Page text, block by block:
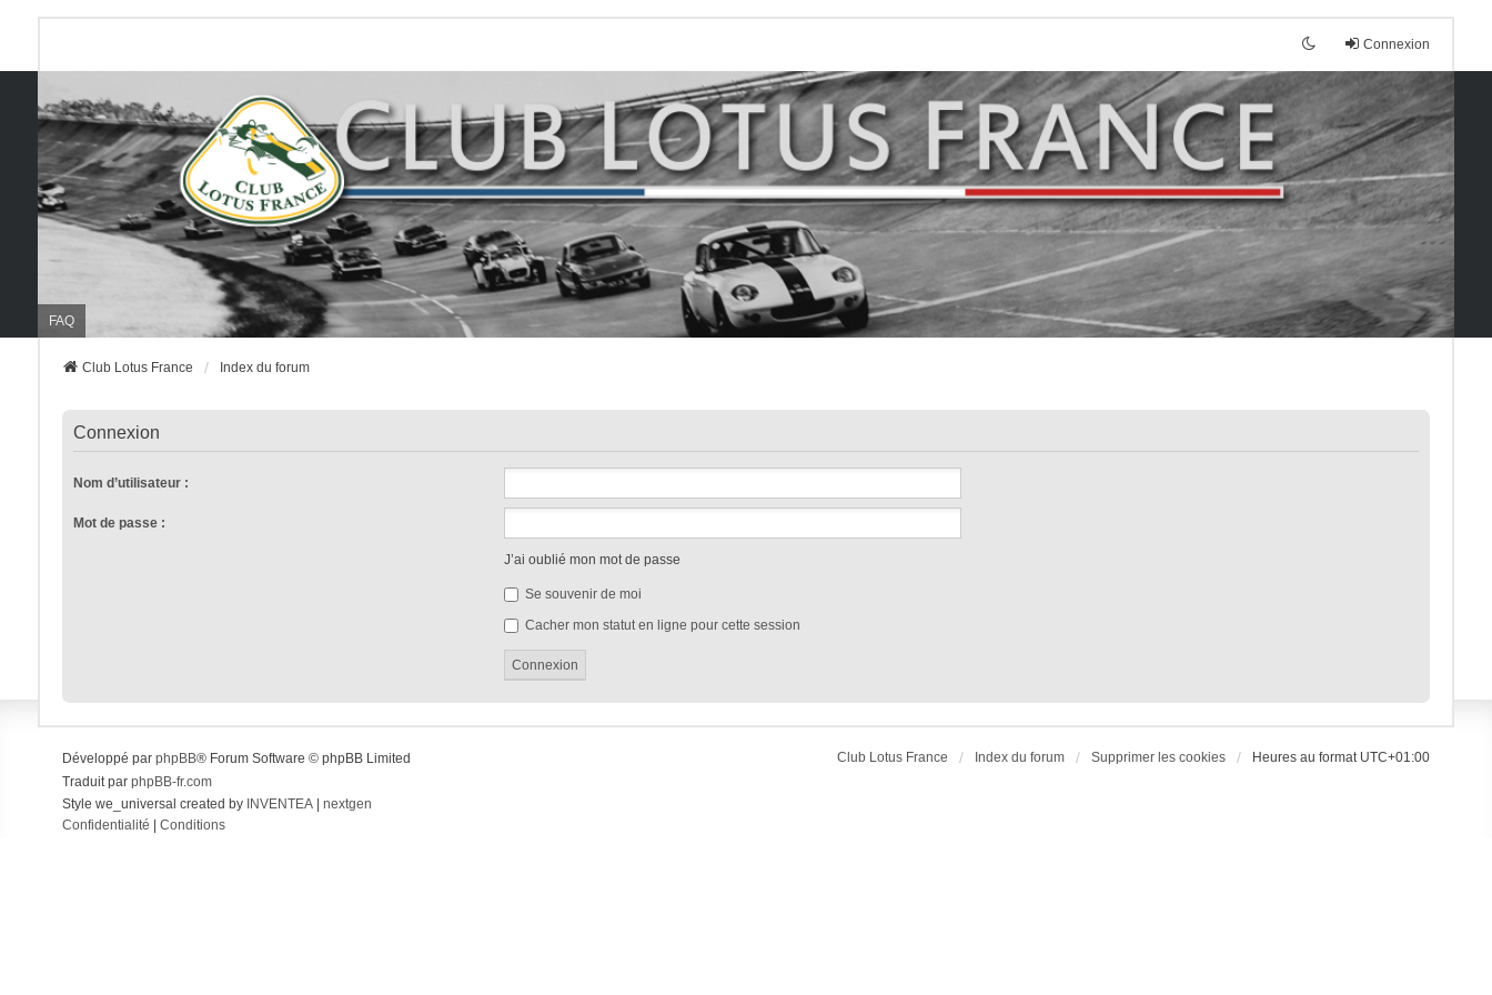
Connexion
FAQ
Club Lotus France Index du forum
Connexion
Nom d’utilisateur :
Mot de passe :
J’ai oublié mon mot de passe
Se souvenir de moi
Cacher mon statut en ligne pour cette session
Club Lotus France Index du forum Supprimer les cookies Heures au format UTC+01:00
Développé par phpBB® Forum Software © phpBB Limited
Traduit par phpBB-fr.com
Style we_universal created by INVENTEA| nextgen
Confidentialité
Conditions